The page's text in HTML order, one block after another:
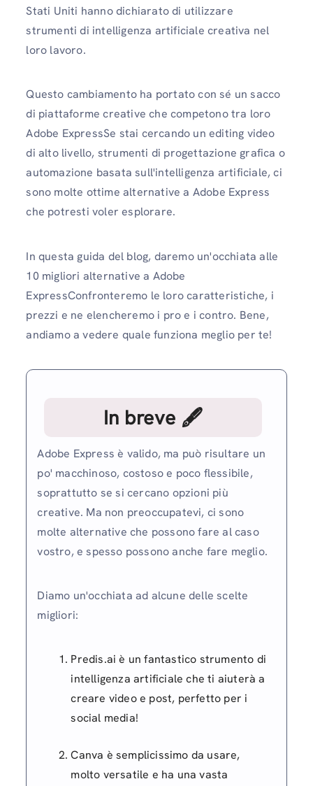
Stati Uniti hanno dichiarato di utilizzare
strumenti di intelligenza artificiale creativa nel
loro lavoro.
Questo cambiamento ha portato con sé un sacco
di piattaforme creative che competono tra loro
Adobe ExpressSe stai cercando un editing video
di alto livello, strumenti di progettazione grafica o
automazione basata sull'intelligenza artificiale, ci
sono molte ottime alternative a Adobe Express
che potresti voler esplorare.
In questa guida del blog, daremo un'occhiata alle
10 migliori alternative a Adobe
ExpressConfronteremo le loro caratteristiche, i
prezzi e ne elencheremo i pro e i contro. Bene,
andiamo a vedere quale funziona meglio per te!
In breve 🖋
Adobe Express è valido, ma può risultare un
po' macchinoso, costoso e poco flessibile,
soprattutto se si cercano opzioni più
creative. Ma non preoccupatevi, ci sono
molte alternative che possono fare al caso
vostro, e spesso possono anche fare meglio.
Diamo un'occhiata ad alcune delle scelte
migliori:
Predis.ai è un fantastico strumento di
intelligenza artificiale che ti aiuterà a
creare video e post, perfetto per i
social media!
Canva è semplicissimo da usare,
molto versatile e ha una vasta